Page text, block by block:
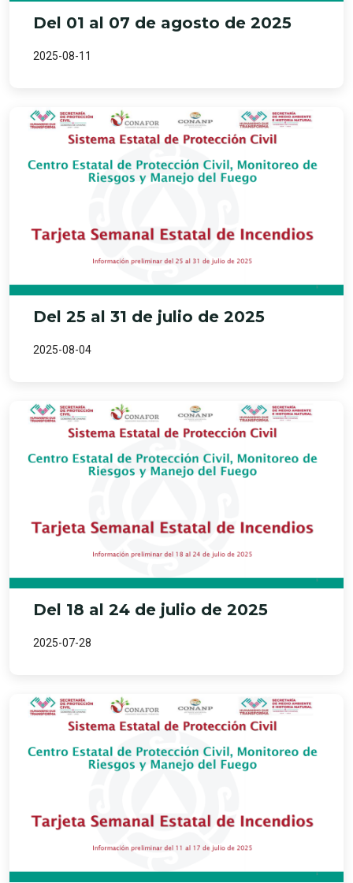
Del 01 al 07 de agosto de 2025
2025-08-11
Del 25 al 31 de julio de 2025
2025-08-04
Del 18 al 24 de julio de 2025
2025-07-28